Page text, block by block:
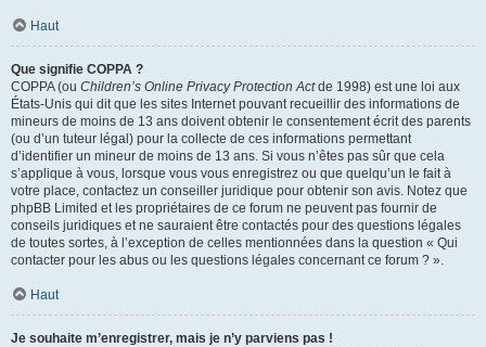
Haut
Que signifie COPPA ?
COPPA (ou Children’s Online Privacy Protection Actde 1998) est une loi aux
États-Unis qui dit que les sites Internet pouvant recueillir des informations de
mineurs de moins de 13 ans doivent obtenir le consentement écrit des parents
(ou d’un tuteur légal) pour la collecte de ces informations permettant
d’identifier un mineur de moins de 13 ans. Si vous n’êtes pas sûr que cela
s’applique à vous, lorsque vous vous enregistrez ou que quelqu’un le fait à
votre place, contactez un conseiller juridique pour obtenir son avis. Notez que
phpBB Limited et les propriétaires de ce forum ne peuvent pas fournir de
conseils juridiques et ne sauraient être contactés pour des questions légales
de toutes sortes, à l’exception de celles mentionnées dans la question « Qui
contacter pour les abus ou les questions légales concernant ce forum ? ».
Haut
Je souhaite m’enregistrer, mais je n’y parviens pas !